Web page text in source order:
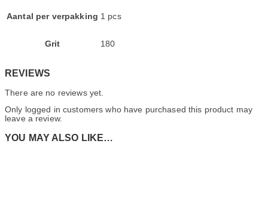
Aantal per verpakking 1 pcs
Grit 180
REVIEWS
There are no reviews yet.
Only logged in customers who have purchased this product may
leave a review.
YOU MAY ALSO LIKE…